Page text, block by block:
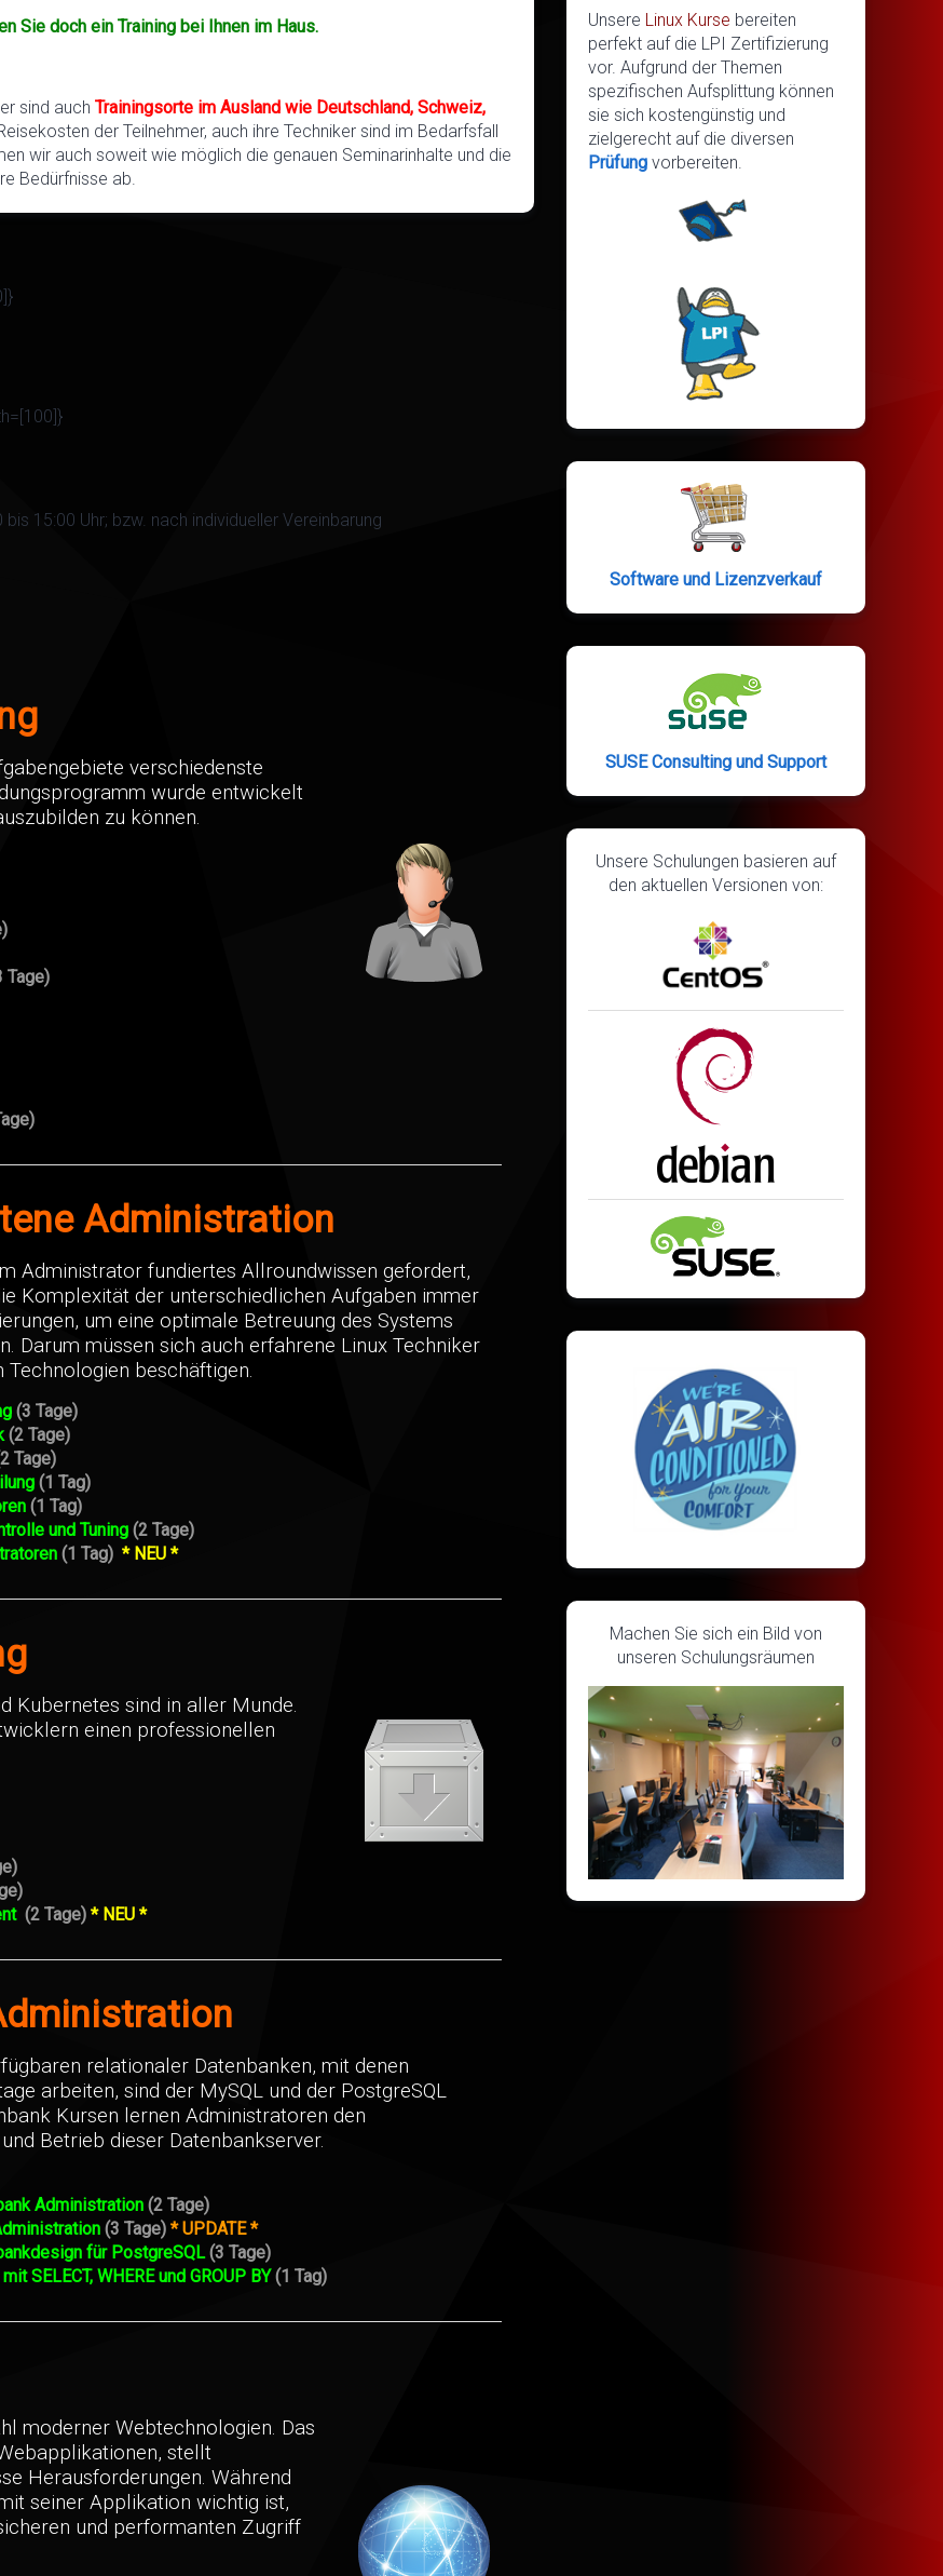
Sie doch ein Training bei Ihnen im Haus.
sind auch Trainingsorte im Ausland wie Deutschland, Schweiz,
der Teilnehmer, auch ihre Techniker sind im Bedarfsfall
wir auch soweit wie möglich die genauen Seminarinhalte und die
Bedürfnisse ab.
15:00 Uhr; bzw. nach individueller Vereinbarung
verschiedenste
wurde entwickelt
zu können.
Tage)
Administration
Administrator fundiertes Allroundwissen gefordert,
Komplexität der unterschiedlichen Aufgaben immer
um eine optimale Betreuung des Systems
Darum müssen sich auch erfahrene Linux Techniker
beschäftigen.
(3 Tage)
(2 Tage)
Tage)
(1 Tag)
(1 Tag)
und Tuning (2 Tage)
(1 Tag) * NEU *
Kubernetes sind in aller Munde.
einen professionellen
(2 Tage) * NEU *
relationaler Datenbanken, mit denen
arbeiten, sind der MySQL und der PostgreSQL
Kursen lernen Administratoren den
Betrieb dieser Datenbankserver.
Administration (2 Tage)
(3 Tage) * UPDATE *
für PostgreSQL(3 Tage)
SELECT, WHERE und GROUP BY(1 Tag)
moderner Webtechnologien. Das
stellt
Herausforderungen. Während
seiner Applikation wichtig ist,
und performanten Zugriff
Unsere Linux Kurse bereiten
perfekt auf die LPI Zertifizierung
vor. Aufgrund der Themen
spezifischen Aufsplittung können
sie sich kostengünstig und
zielgerecht auf die diversen
Prüfung vorbereiten.
Software und Lizenzverkauf
SUSE Consulting und Support
Unsere Schulungen basieren auf
den aktuellen Versionen von:
Machen Sie sich ein Bild von
unseren Schulungsräumen